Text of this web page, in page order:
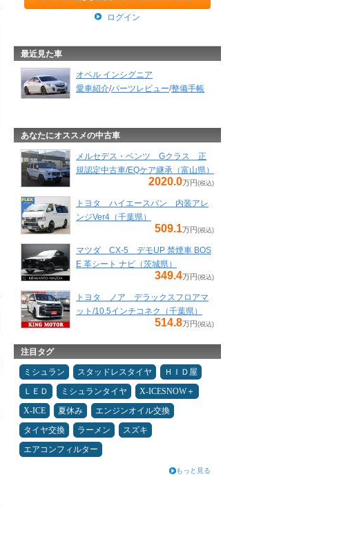
ログイン
最近見た車
オペル インシグニア
愛車紹介/パーツレビュー/整備手帳
あなたにオススメの中古車
メルセデス・ベンツ Gクラス 正
規認定中古車/EQケア継承（富山県）
2020.0万円 (税込)
トヨタ ハイエースバン 内装アレ
ンジVer4（千葉県）
509.1万円 (税込)
マツダ CX-5 デモUP 禁煙車 BOS
E 革シート ナビ（茨城県）
349.4万円 (税込)
トヨタ ノア デラックスフロアマ
ット/10.5インチコネク（千葉県）
514.8万円 (税込)
注目タグ
ミシュラン スタッドレスタイヤ
ＨＩＤ屋
ＬＥＤ
ミシュランタイヤ
X-ICESNOW＋
X-ICE
夏休み
エンジンオイル交換
タイヤ交換
ラーメン
スズキ
エアコンフィルター
もっと見る